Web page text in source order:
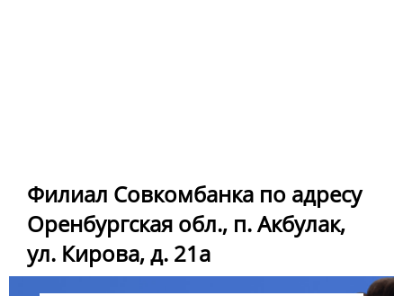
Филиал Совкомбанка по адресу
Оренбургская обл., п. Акбулак,
ул. Кирова, д. 21а